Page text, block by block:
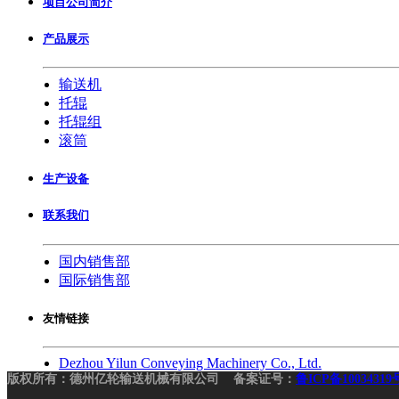
产品展示
输送机
托辊
托辊组
滚筒
生产设备
联系我们
国内销售部
国际销售部
友情链接
Dezhou Yilun Conveying Machinery Co., Ltd.
版权所有：德州亿轮输送机械有限公司 备案证号： 鲁ICP备10034319